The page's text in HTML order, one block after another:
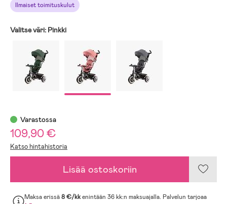
Ilmaiset toimituskulut
Valitse väri: Pinkki
Varastossa
109,90 €
Katso hintahistoria
Lisää ostoskoriin
Maksa erissä8 €/kkenintään 36 kk:n maksuajalla. Palvelun tarjoaa